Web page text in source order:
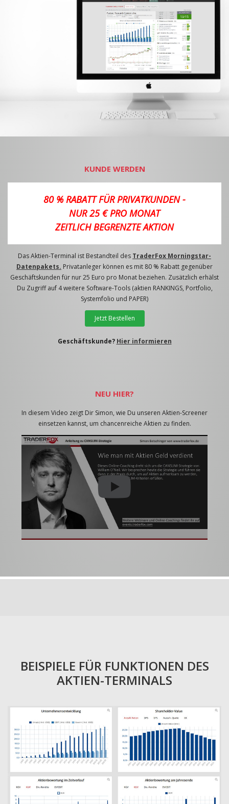
KUNDE WERDEN
80 % RABATT FÜR PRIVATKUNDEN -
NUR 25 € PRO MONAT
ZEITLICH BEGRENZTE AKTION
Das Aktien-Terminal ist Bestandteil des TraderFox Morningstar-
Datenpakets. Privatanleger können es mit 80 % Rabatt gegenüber
Geschäftskunden für nur 25 Euro pro Monat beziehen. Zusätzlich erhälst
Du Zugriff auf 4 weitere Software-Tools (aktien RANKINGS, Portfolio,
Systemfolio und PAPER)
Jetzt Bestellen
Geschäftskunde? Hier informieren
NEU HIER?
In diesem Video zeigt Dir Simon, wie Du unseren Aktien-Screener
einsetzen kannst, um chancenreiche Aktien zu finden.
BEISPIELE FÜR FUNKTIONEN DES
AKTIEN-TERMINALS